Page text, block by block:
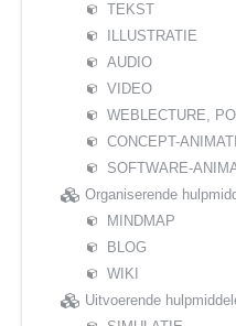
TEKST
ILLUSTRATIE
AUDIO
VIDEO
WEBLECTURE,
CONCEPT-
SOFTWARE-
Organiserende
MINDMAP
BLOG
WIKI
Uitvoerende